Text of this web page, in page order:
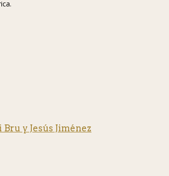
Bru y Jesús Jiménez